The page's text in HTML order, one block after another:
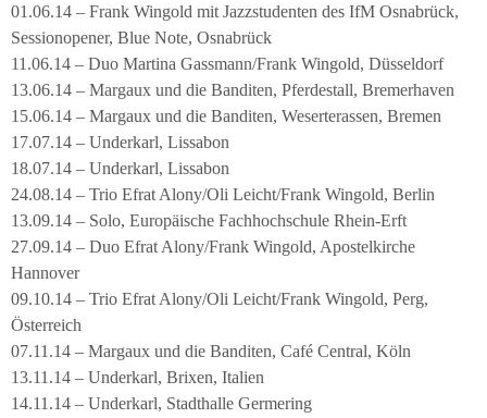
01.06.14 – Frank Wingold mit Jazzstudenten des IfM Osnabrück,
Sessionopener, Blue Note, Osnabrück
11.06.14 – Duo Martina Gassmann/Frank Wingold, Düsseldorf
13.06.14 – Margaux und die Banditen, Pferdestall, Bremerhaven
15.06.14 – Margaux und die Banditen, Weserterassen, Bremen
17.07.14 – Underkarl, Lissabon
18.07.14 – Underkarl, Lissabon
24.08.14 – Trio Efrat Alony/Oli Leicht/Frank Wingold, Berlin
13.09.14 – Solo, Europäische Fachhochschule Rhein-Erft
27.09.14 – Duo Efrat Alony/Frank Wingold, Apostelkirche
Hannover
09.10.14 – Trio Efrat Alony/Oli Leicht/Frank Wingold, Perg,
Österreich
07.11.14 – Margaux und die Banditen, Café Central, Köln
13.11.14 – Underkarl, Brixen, Italien
14.11.14 – Underkarl, Stadthalle Germering